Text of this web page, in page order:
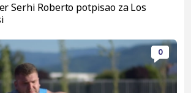
Serhi Roberto potpisao za Los
0